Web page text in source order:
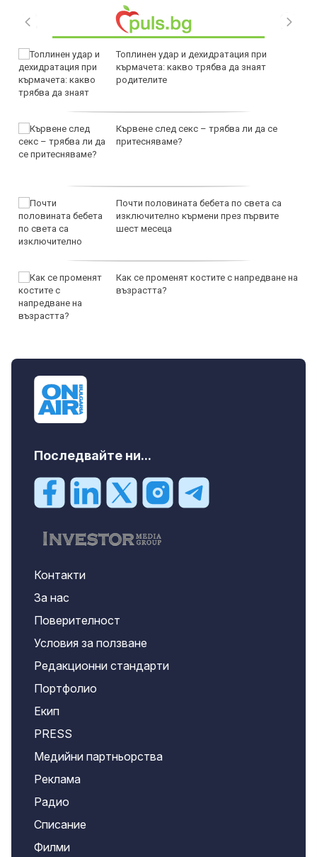
Топлинен удар и дехидратация при
кърмачета: какво трябва да знаят
родителите
Кървене след секс – трябва ли да се
притесняваме?
Почти половината бебета по света са
изключително кърмени през първите
шест месеца
Как се променят костите с напредване на
възрастта?
Последвайте ни...
Контакти
За нас
Поверителност
Условия за ползване
Редакционни стандарти
Портфолио
Екип
PRESS
Медийни партньорства
Реклама
Радио
Списание
Филми